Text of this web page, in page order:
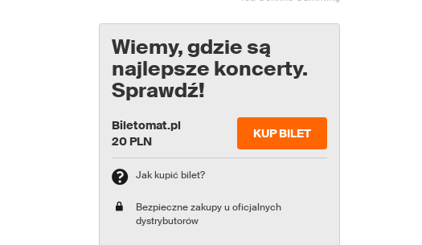
Wiemy, gdzie są
najlepsze koncerty.
Sprawdź!
Biletomat.pl
20 PLN
KUP BILET
Jak kupić bilet?
Bezpieczne zakupy u oficjalnych
dystrybutorów